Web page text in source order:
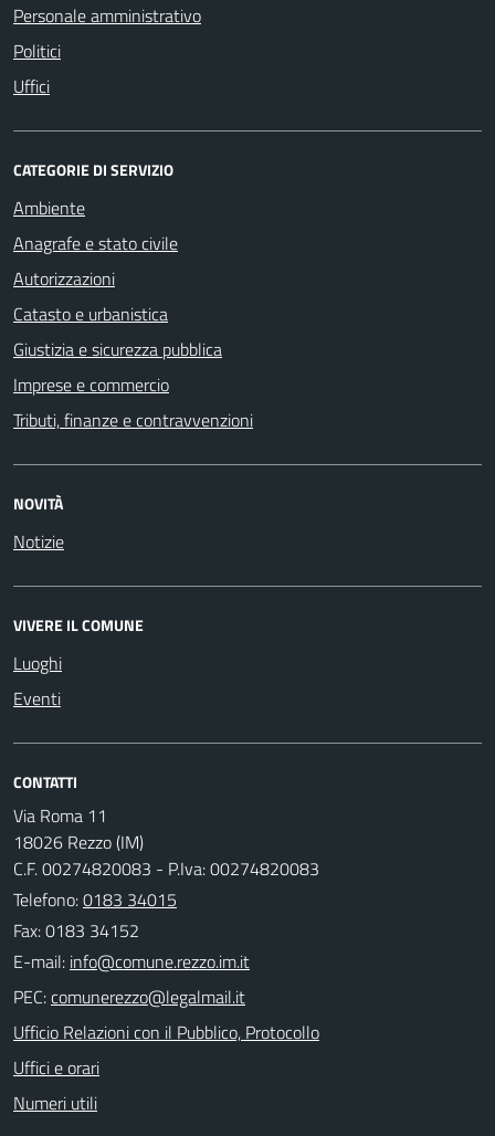
Personale amministrativo
Politici
Uffici
CATEGORIE DI SERVIZIO
Ambiente
Anagrafe e stato civile
Autorizzazioni
Catasto e urbanistica
Giustizia e sicurezza pubblica
Imprese e commercio
Tributi, finanze e contravvenzioni
NOVITÀ
Notizie
VIVERE IL COMUNE
Luoghi
Eventi
CONTATTI
Via Roma 11
18026 Rezzo (IM)
C.F. 00274820083 - P.Iva: 00274820083
Telefono:0183 34015
Fax: 0183 34152
E-mail:
PEC:
Ufficio Relazioni con il Pubblico, Protocollo
Uffici e orari
Numeri utili